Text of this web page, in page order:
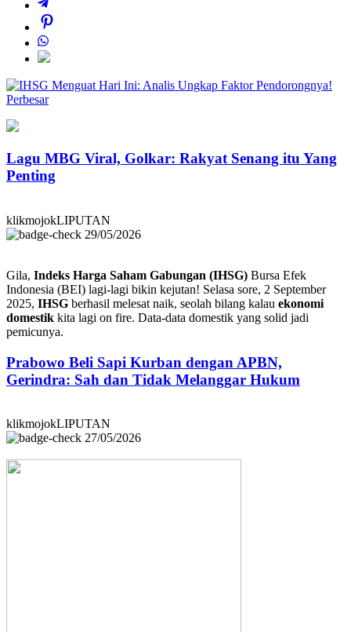
Perbesar
Lagu MBG Viral, Golkar: Rakyat Senang itu Yang
Penting
klikmojokLIPUTAN
29/05/2026
Gila, Indeks Harga Saham Gabungan (IHSG) Bursa Efek
Indonesia (BEI) lagi-lagi bikin kejutan! Selasa sore, 2 September
2025, IHSG berhasil melesat naik, seolah bilang kalau ekonomi
domestik kita lagi on fire. Data-data domestik yang solid jadi
pemicunya.
Prabowo Beli Sapi Kurban dengan APBN,
Gerindra: Sah dan Tidak Melanggar Hukum
klikmojokLIPUTAN
27/05/2026